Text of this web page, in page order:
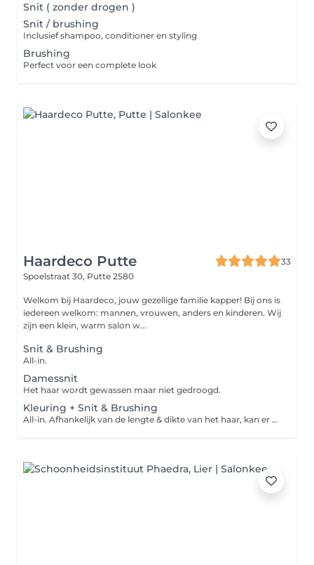
Snit ( zonder drogen )
Snit / brushing
Inclusief shampoo, conditioner en styling
Brushing
Perfect voor een complete look
Haardeco Putte
33
Spoelstraat 30, Putte 2580
Welkom bij Haardeco, jouw gezellige familie kapper! Bij ons is
iedereen welkom: mannen, vrouwen, anders en kinderen. Wij
zijn een klein, warm salon w...
Snit & Brushing
All-in.
Damessnit
Het haar wordt gewassen maar niet gedroogd.
Kleuring + Snit & Brushing
All-in. Afhankelijk van de lengte & dikte van het haar, kan er een supplement kleur worden aangerekend in het salon.